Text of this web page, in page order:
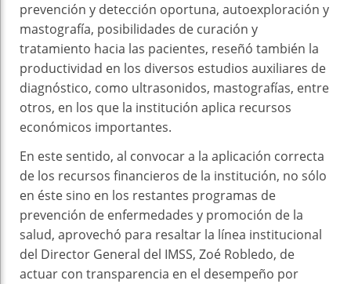
prevención y detección oportuna, autoexploración y
mastografía, posibilidades de curación y
tratamiento hacia las pacientes, reseñó también la
productividad en los diversos estudios auxiliares de
diagnóstico, como ultrasonidos, mastografías, entre
otros, en los que la institución aplica recursos
económicos importantes.
En este sentido, al convocar a la aplicación correcta
de los recursos financieros de la institución, no sólo
en éste sino en los restantes programas de
prevención de enfermedades y promoción de la
salud, aprovechó para resaltar la línea institucional
del Director General del IMSS, Zoé Robledo, de
actuar con transparencia en el desempeño por